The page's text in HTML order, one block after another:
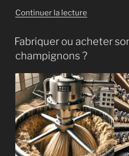
Continuer la lecture
sa
:
planning,
rentabilité
et
Fabriquer ou acheter
champignons ?